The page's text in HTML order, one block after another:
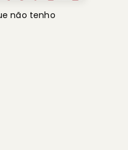
não tenho